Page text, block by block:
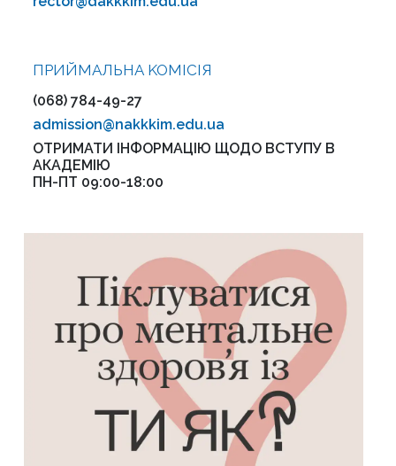
ПРИЙМАЛЬНА KOMІСІЯ
(068) 784-49-27
admission@nakkkim.edu.ua
ОТРИМАТИ ІНФОРМАЦІЮ ЩОДО ВСТУПУ В
АКАДЕМІЮ
ПН-ПТ 09:00-18:00